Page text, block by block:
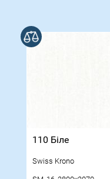
110 Біле
Swiss Krono